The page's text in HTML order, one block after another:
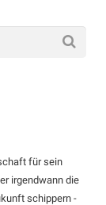
für sein
irgendwann die
schippern -